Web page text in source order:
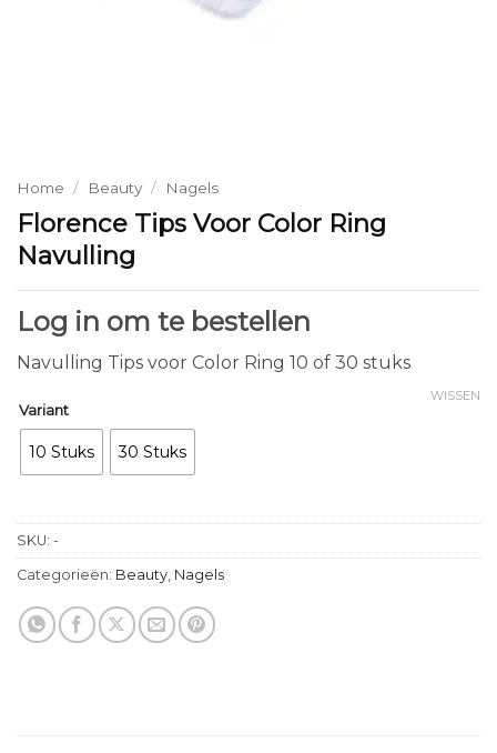
Home / Beauty / Nagels
Florence Tips Voor Color Ring
Navulling
Log in om te bestellen
Navulling Tips voor Color Ring 10 of 30 stuks
Variant
10 Stuks 30 Stuks
WISSEN
SKU: -
Categorieën: Beauty, Nagels